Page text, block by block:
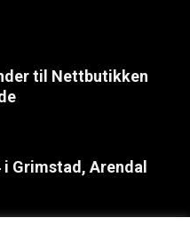
til Nettbutikken
Grimstad, Arendal